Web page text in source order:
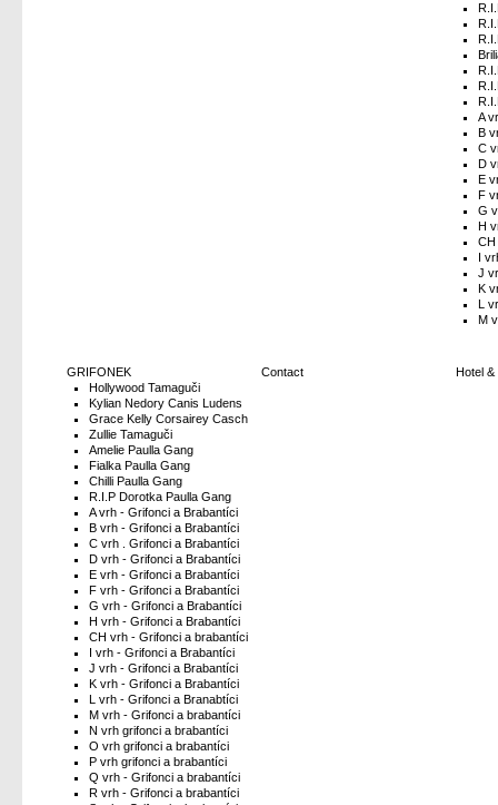
A
B
C
D
E
F
G
H
I
J
K
L
M
GRIFONEK
Hollywood Tamaguči
Kylian Nedory Canis Ludens
Grace Kelly Corsairey Casch
Zullie Tamaguči
Amelie Paulla Gang
Fialka Paulla Gang
Chilli Paulla Gang
R.I.P Dorotka Paulla Gang
A vrh - Grifonci a Brabantíci
B vrh - Grifonci a Brabantíci
C vrh . Grifonci a Brabantíci
D vrh - Grifonci a Brabantíci
E vrh - Grifonci a Brabantíci
F vrh - Grifonci a Brabantíci
G vrh - Grifonci a Brabantíci
H vrh - Grifonci a Brabantíci
CH vrh - Grifonci a brabantíci
I vrh - Grifonci a Brabantíci
J vrh - Grifonci a Brabantíci
K vrh - Grifonci a Brabantíci
L vrh - Grifonci a Branabtíci
M vrh - Grifonci a brabantíci
N vrh grifonci a brabantíci
O vrh grifonci a brabantíci
P vrh grifonci a brabantíci
Q vrh - Grifonci a brabantíci
R vrh - Grifonci a brabantíci
Contact Hotel